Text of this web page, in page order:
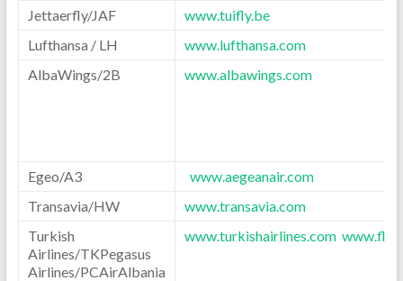
Jettaerfly/JAF
www.tuifly.be
Lufthansa / LH
www.lufthansa.com
AlbaWings/2B
www.albawings.com
Egeo/A3
www.aegeanair.com
Transavia/HW
www.transavia.com
Turkish
Airlines/TKPegasus
Airlines/PCAirAlbania
www.turkishairlines.com